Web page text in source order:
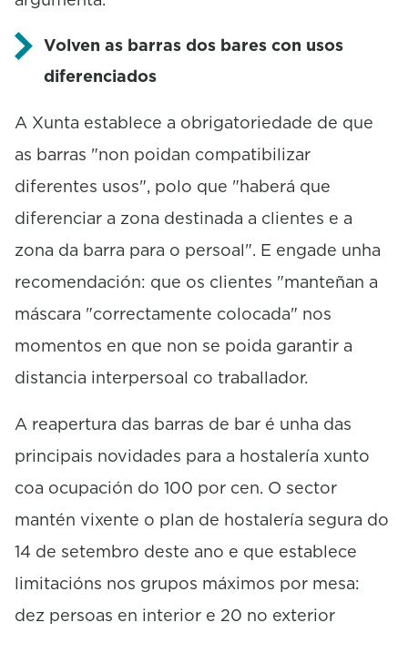
Volven as barras dos bares con usos
diferenciados
A Xunta establece a obrigatoriedade de que
as barras "non poidan compatibilizar
diferentes usos", polo que "haberá que
diferenciar a zona destinada a clientes e a
zona da barra para o persoal". E engade unha
recomendación: que os clientes "manteñan a
máscara "correctamente colocada" nos
momentos en que non se poida garantir a
distancia interpersoal co traballador.
A reapertura das barras de bar é unha das
principais novidades para a hostalería xunto
coa ocupación do 100 por cen. O sector
mantén vixente o plan de hostalería segura do
14 de setembro deste ano e que establece
limitacións nos grupos máximos por mesa:
dez persoas en interior e 20 no exterior